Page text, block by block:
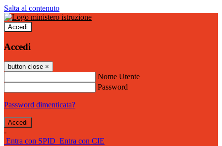
Salta al contenuto
Accedi
Accedi
button close ×
Nome Utente
Password
Password dimenticata?
-
Entra con SPID Entra con CIE